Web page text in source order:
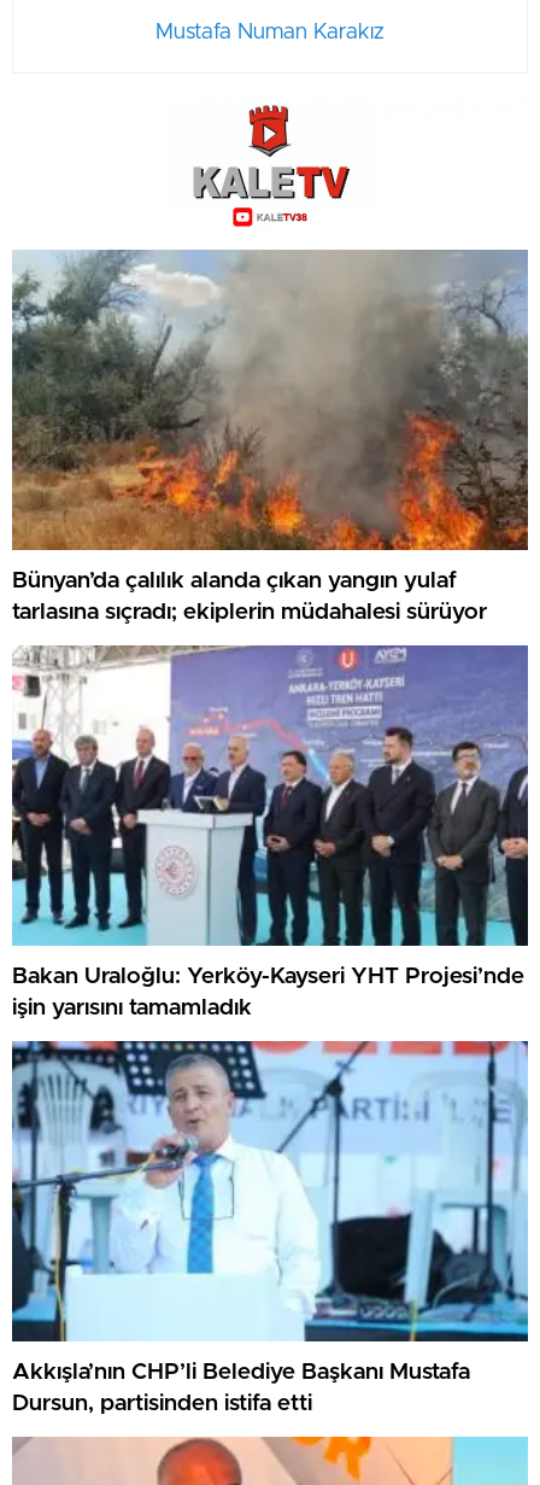
Mustafa Numan Karakız
Bünyan’da çalılık alanda çıkan yangın yulaf
tarlasına sıçradı; ekiplerin müdahalesi sürüyor
Bakan Uraloğlu: Yerköy-Kayseri YHT Projesi’nde
işin yarısını tamamladık
Akkışla’nın CHP’li Belediye Başkanı Mustafa
Dursun, partisinden istifa etti